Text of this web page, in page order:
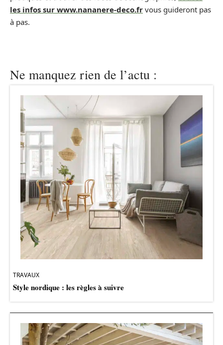
les infos sur www.nananere-deco.fr vous guideront pas
à pas.
Ne manquez rien de l’actu :
TRAVAUX
Style nordique : les règles à suivre